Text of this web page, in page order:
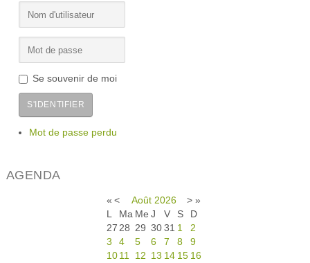
Se souvenir de moi
S'IDENTIFIER
Mot de passe perdu
AGENDA
« < Août 2026 > »
L
Ma Me J V S
D
27 28 29 30 31 1
2
3
4 5 6 7 8
9
10 11 12 13 14 15 16